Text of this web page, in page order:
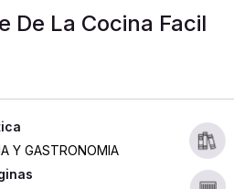
De La Cocina Facil
Y GASTRONOMIA